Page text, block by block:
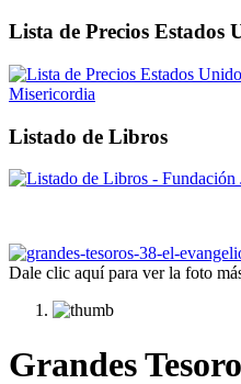
Lista de Precios Estados
Listado de Libros
Dale clic aquí para ver la foto
Grandes